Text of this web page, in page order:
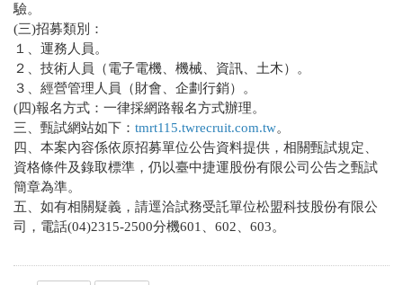
驗。
(三)招募類別：
１、運務人員。
２、技術人員（電子電機、機械、資訊、土木）。
３、經營管理人員（財會、企劃行銷）。
(四)報名方式：一律採網路報名方式辦理。
三、甄試網站如下： tmrt115.twrecruit.com.tw。
四、本案內容係依原招募單位公告資料提供，相關甄試規定、
資格條件及錄取標準，仍以臺中捷運股份有限公司公告之甄試
簡章為準。
五、如有相關疑義，請逕洽試務受託單位松盟科技股份有限公
司，電話(04)2315-2500分機601、602、603。